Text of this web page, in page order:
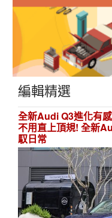
編輯精選
全新Audi Q3進化有
不用直上頂規! 全新
馭日常